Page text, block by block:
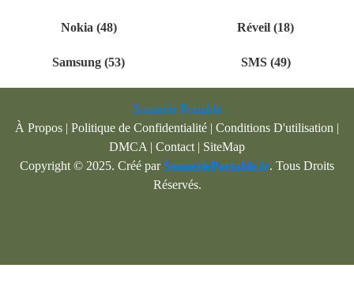
Nokia (48) Réveil (18)
Samsung (53) SMS (49)
Sonnerie Portable
À Propos | Politique de Confidentialité | Conditions D'utilisation |
DMCA | Contact | SiteMap
Copyright © 2025. Créé parSonneriePortable.fr. Tous Droits
Réservés.